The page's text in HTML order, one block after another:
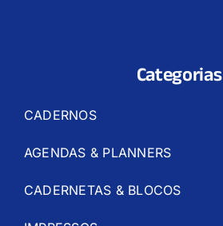
Categorias
CADERNOS
AGENDAS & PLANNERS
CADERNETAS & BLOCOS